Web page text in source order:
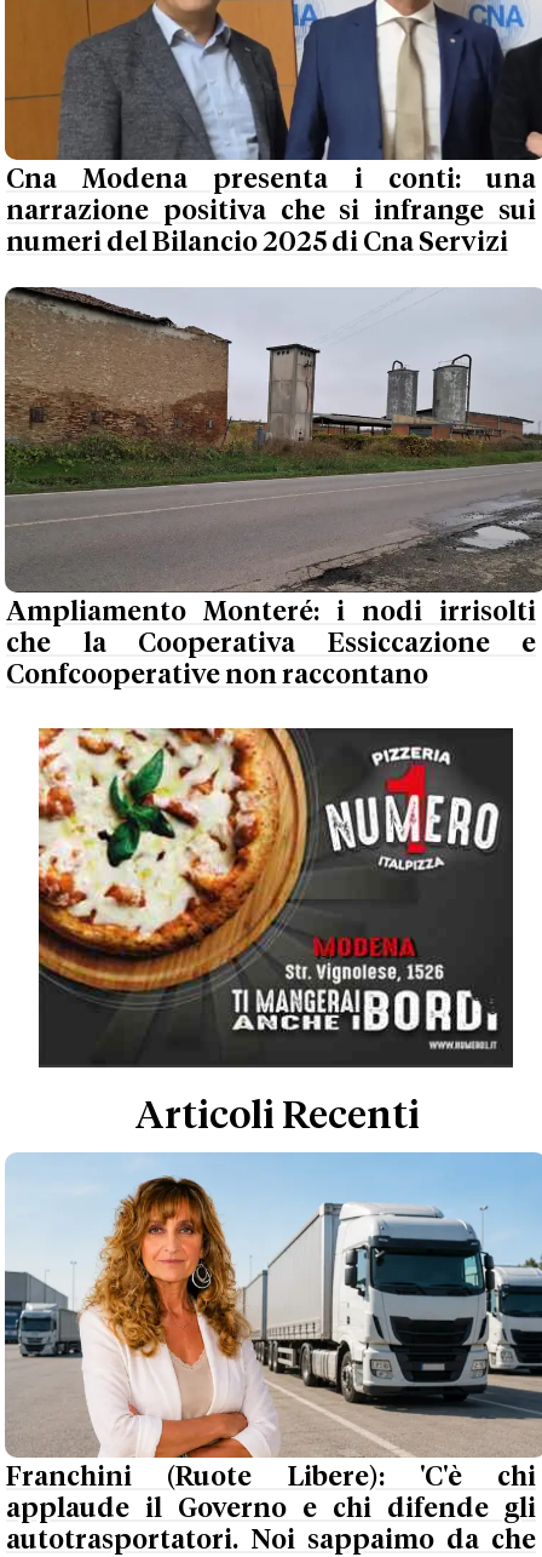
Cna Modena presenta i conti: una
narrazione positiva che si infrange sui
numeri del Bilancio 2025 di Cna Servizi
Ampliamento Monteré: i nodi irrisolti
che la Cooperativa Essiccazione e
Confcooperative non raccontano
Articoli Recenti
Franchini (Ruote Libere): 'C'è chi
applaude il Governo e chi difende gli
autotrasportatori. Noi sappaimo da che